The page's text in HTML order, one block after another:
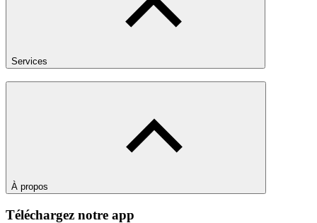
Services
À propos
Téléchargez notre app